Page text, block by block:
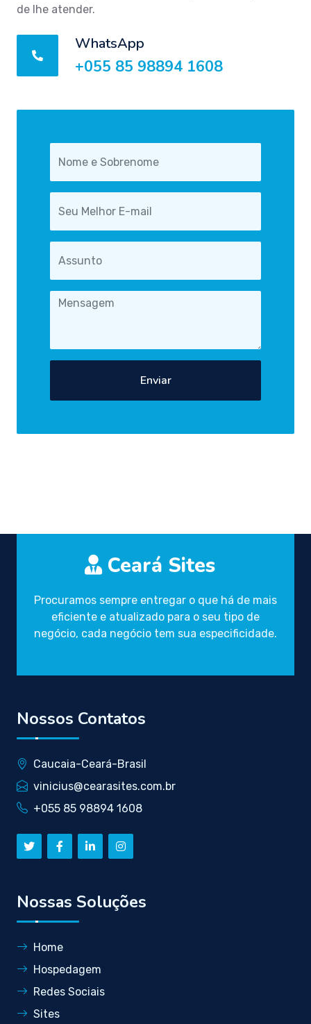
de lhe atender.
WhatsApp
+055 85 98894 1608
Enviar
Ceará Sites
Procuramos sempre entregar o que há de mais
eficiente e atualizado para o seu tipo de
negócio, cada negócio tem sua especificidade.
Nossos Contatos
Caucaia-Ceará-Brasil
vinicius@cearasites.com.br
+055 85 98894 1608
Nossas Soluções
Home
Hospedagem
Redes Sociais
Sites